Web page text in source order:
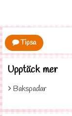
Tipsa
Upptäck mer
Bakspadar